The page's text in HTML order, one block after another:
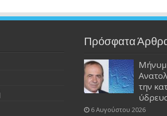
Πρόσφατα
την
6 Αυγούστου 2026